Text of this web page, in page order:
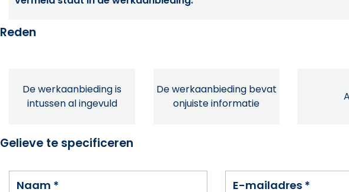
Reden
De werkaanbieding is
intussen al ingevuld
De werkaanbieding bevat
onjuiste informatie
Gelieve te specificeren
Naam * E-mailadres *